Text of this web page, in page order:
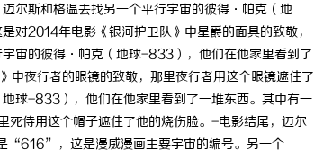
尔斯和格温去找另一个平行宇宙的彼得·帕克（地
2014年电影《银河护卫队》中星爵的面具的致敬，
宙的彼得·帕克（地球-833），他们在他家里看到了
夜行者的眼镜的致敬，那里夜行者用这个眼镜遮住了
球-833），他们在他家里看到了一堆东西。其中有一
死侍用这个帽子遮住了他的烧伤脸。-电影结尾，迈尔
“616”，这是漫威漫画主要宇宙的编号。另一个